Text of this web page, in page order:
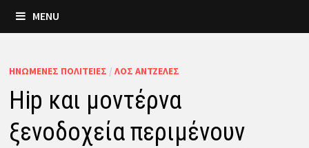
MENU
ΗΝΩΜΈΝΕΣ ΠΟΛΙΤΕΊΕΣ / ΛΟΣ ΆΝΤΖΕΛΕΣ
Hip και μοντέρνα
ξενοδοχεία περιμένουν